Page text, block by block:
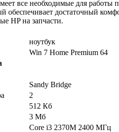
все необходимые для
обеспечивает достаточный
HP на запчасти.
ноутбук
Win 7 Home Premium 64
Sandy Bridge
2
512 Кб
3 Мб
Core i3 2370M 2400 МГц